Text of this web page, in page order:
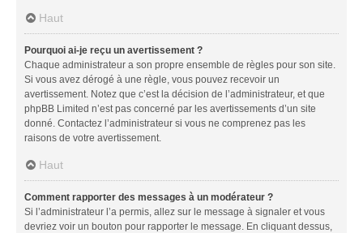
Haut
Pourquoi ai-je reçu un avertissement ?
Chaque administrateur a son propre ensemble de règles pour son site.
Si vous avez dérogé à une règle, vous pouvez recevoir un
avertissement. Notez que c’est la décision de l’administrateur, et que
phpBB Limited n’est pas concerné par les avertissements d’un site
donné. Contactez l’administrateur si vous ne comprenez pas les
raisons de votre avertissement.
Haut
Comment rapporter des messages à un modérateur ?
Si l’administrateur l’a permis, allez sur le message à signaler et vous
devriez voir un bouton pour rapporter le message. En cliquant dessus,